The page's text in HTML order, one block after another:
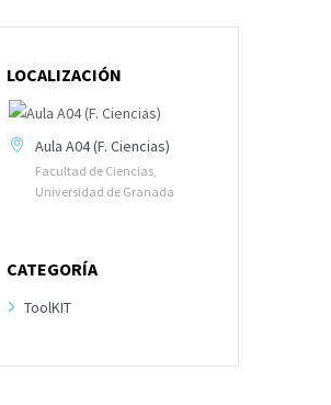
LOCALIZACIÓN
Aula A04 (F. Ciencias)
Facultad de Ciencias,
Universidad de Granada
CATEGORÍA
ToolKIT